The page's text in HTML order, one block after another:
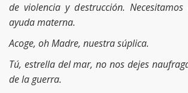
de violencia y destrucción.
ayuda materna.
Acoge, oh Madre, nuestra súplica.
Tú, estrella del mar, no nos dejes
de la guerra.